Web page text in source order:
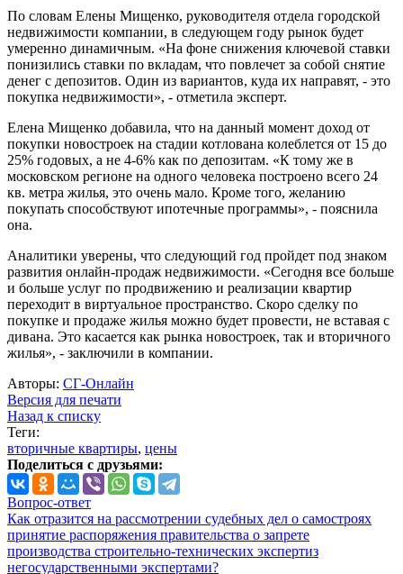
По словам Елены Мищенко, руководителя отдела городской
недвижимости компании, в следующем году рынок будет
умеренно динамичным. «На фоне снижения ключевой ставки
понизились ставки по вкладам, что повлечет за собой снятие
денег с депозитов. Один из вариантов, куда их направят, - это
покупка недвижимости», - отметила эксперт.
Елена Мищенко добавила, что на данный момент доход от
покупки новостроек на стадии котлована колеблется от 15 до
25% годовых, а не 4-6% как по депозитам. «К тому же в
московском регионе на одного человека построено всего 24
кв. метра жилья, это очень мало. Кроме того, желанию
покупать способствуют ипотечные программы», - пояснила
она.
Аналитики уверены, что следующий год пройдет под знаком
развития онлайн-продаж недвижимости. «Сегодня все больше
и больше услуг по продвижению и реализации квартир
переходит в виртуальное пространство. Скоро сделку по
покупке и продаже жилья можно будет провести, не вставая с
дивана. Это касается как рынка новостроек, так и вторичного
жилья», - заключили в компании.
Авторы: СГ-Онлайн
Версия для печати
Назад к списку
Теги:
вторичные квартиры, цены
Поделиться с друзьями:
Вопрос-ответ
Как отразится на рассмотрении судебных дел о самостроях
принятие распоряжения правительства о запрете
производства строительно-технических экспертиз
негосударственными экспертами?